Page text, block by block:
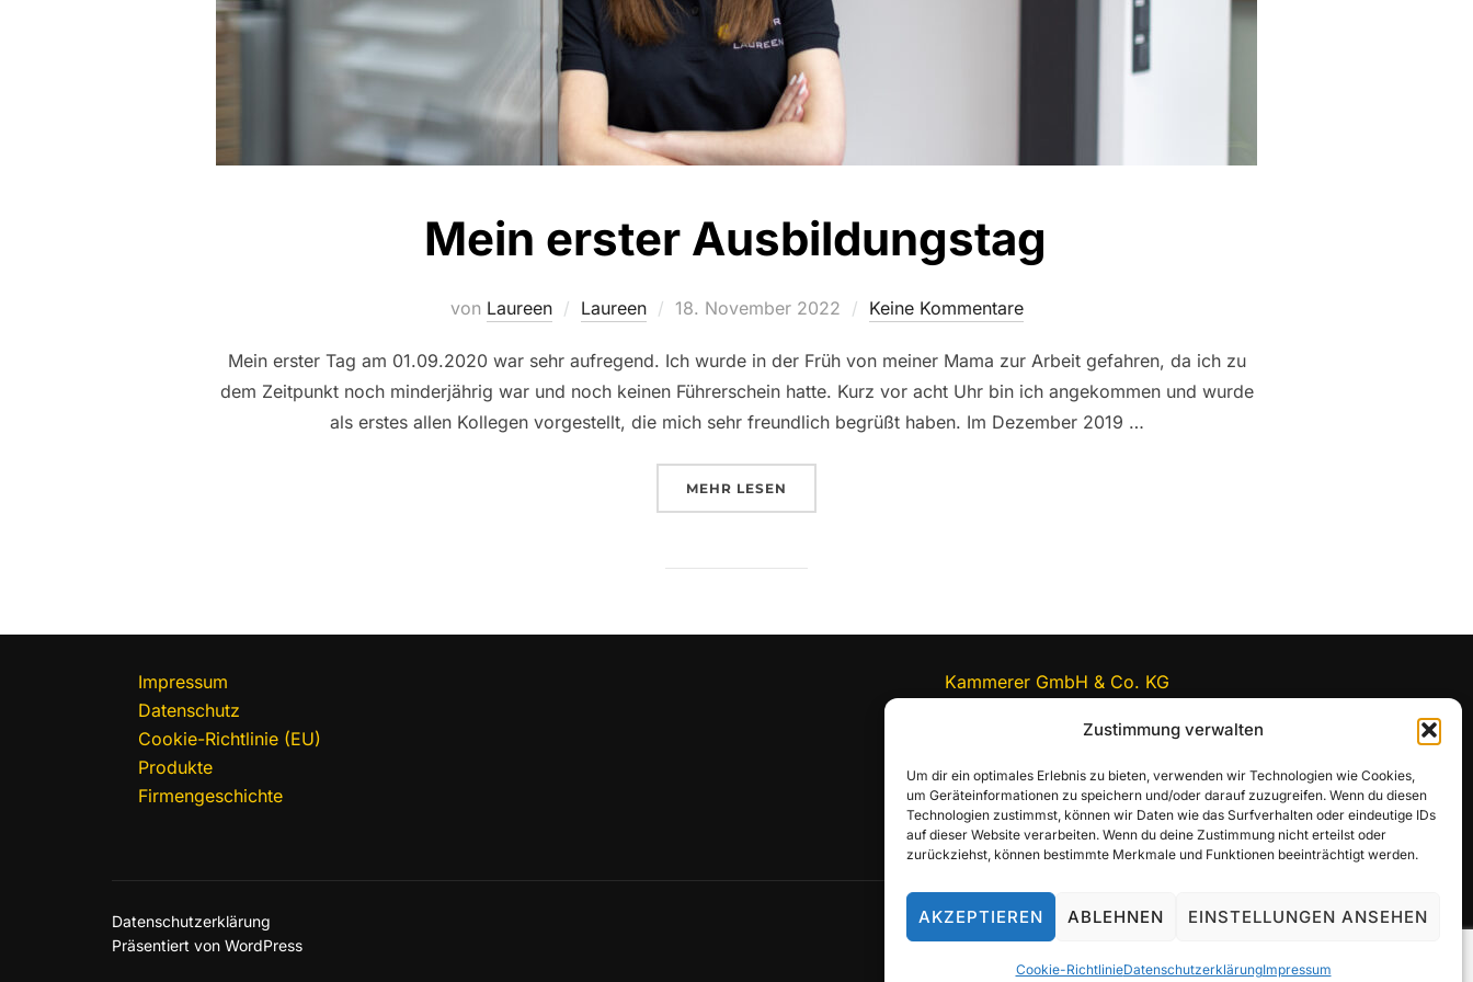
Zustimmung verwalten
Um dir ein optimales Erlebnis zu bieten, verwenden wir Technologien wie Cookies,
um Geräteinformationen zu speichern und/oder darauf zuzugreifen. Wenn du diesen
Technologien zustimmst, können wir Daten wie das Surfverhalten oder eindeutige IDs
auf dieser Website verarbeiten. Wenn du deine Zustimmung nicht erteilst oder
zurückziehst, können bestimmte Merkmale und Funktionen beeinträchtigt werden.
AKZEPTIEREN ABLEHNEN EINSTELLUNGEN ANSEHEN
Cookie-RichtlinieDatenschutzerklärungImpressum
Mein erster Ausbildungstag
von Laureen Laureen
Veröffentlicht
18. November 2022 Keine Kommentare
Mein erster Tag am 01.09.2020 war sehr aufregend. Ich wurde in der Früh von meiner Mama zur Arbeit gefahren, da ich zu
dem Zeitpunkt noch minderjährig war und noch keinen Führerschein hatte. Kurz vor acht Uhr bin ich angekommen und wurde
als erstes allen Kollegen vorgestellt, die mich sehr freundlich begrüßt haben. Im Dezember 2019 …
MEHR ÜBER „MEIN ERSTER AUSBILDUNGSTAG“
LESEN
Impressum
Datenschutz
Cookie-Richtlinie (EU)
Produkte
Firmengeschichte
Kammerer GmbH & Co. KG
08252 91511-0
bewerbung@team-kammerer.de
Datenschutzerklärung
Präsentiert von WordPress